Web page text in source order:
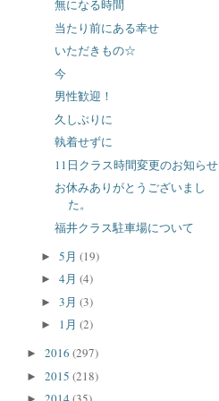
無になる時間
当たり前にある幸せ
いただきもの☆
今
男性歓迎！
久しぶりに
執着せずに
11日クラス時間変更のお知らせ
お休みありがとうございまし
た。
福井クラス駐車場について
► 5月 (19)
► 4月 (4)
► 3月 (3)
► 1月 (2)
► 2016 (297)
► 2015 (218)